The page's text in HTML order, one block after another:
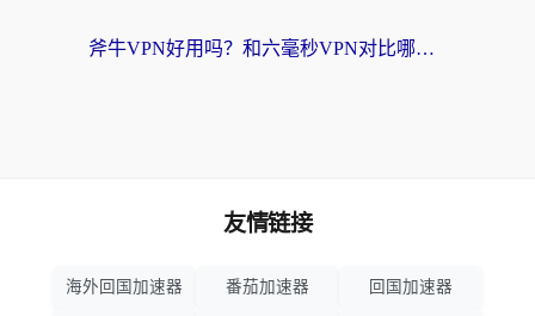
斧牛VPN好用吗？和六毫秒VPN对比哪个回国效果更好？海外党亲测实用指南
友情链接
海外回国加速器 番茄加速器 回国加速器